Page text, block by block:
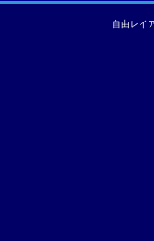
自由レイ